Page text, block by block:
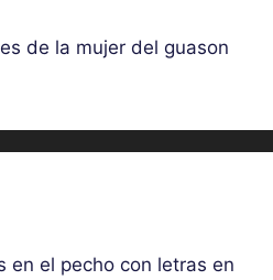
de la mujer del guason
en el pecho con letras en